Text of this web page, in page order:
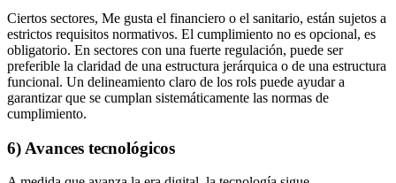
Ciertos sectores, Me gusta el financiero o el sanitario, están sujetos a
estrictos requisitos normativos. El cumplimiento no es opcional, es
obligatorio. En sectores con una fuerte regulación, puede ser
preferible la claridad de una estructura jerárquica o de una estructura
funcional. Un delineamiento claro de los rols puede ayudar a
garantizar que se cumplan sistemáticamente las normas de
cumplimiento.
6) Avances tecnológicos